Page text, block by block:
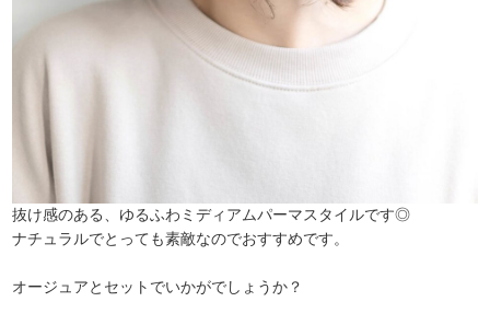
抜け感のある、ゆるふわミディアムパーマスタイルです◎
ナチュラルでとっても素敵なのでおすすめです。
オージュアとセットでいかがでしょうか？